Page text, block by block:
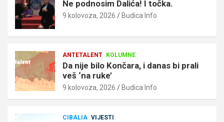
Ne podnosim Dalića! I točka.
9 kolovoza, 2026 Budica Info
ANTETALENT KOLUMNE
Da nije bilo Končara, i danas bi prali
veš ‘na ruke’
9 kolovoza, 2026 Budica Info
CIBALIA VIJESTI